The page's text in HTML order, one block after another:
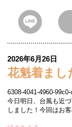
2026年6月26日
花魁着まし
6308-4041-4960-
今日明日、台風も近
しました！今回はお